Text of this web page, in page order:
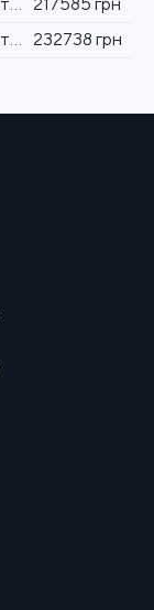
Шланговий розкидач грануляту для картоплярства і буряківництва AgroDos 22 л 4-рядний механічний
232738 грн